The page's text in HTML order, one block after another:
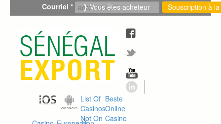
au
principal
Courriel* Vous êtes acheteur
Facebook
Twitter
Youtube
Linkedin
App
App
Android
List Of
Casinos
Not On
Beste
Online
Casino